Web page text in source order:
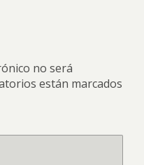
no será
están marcados